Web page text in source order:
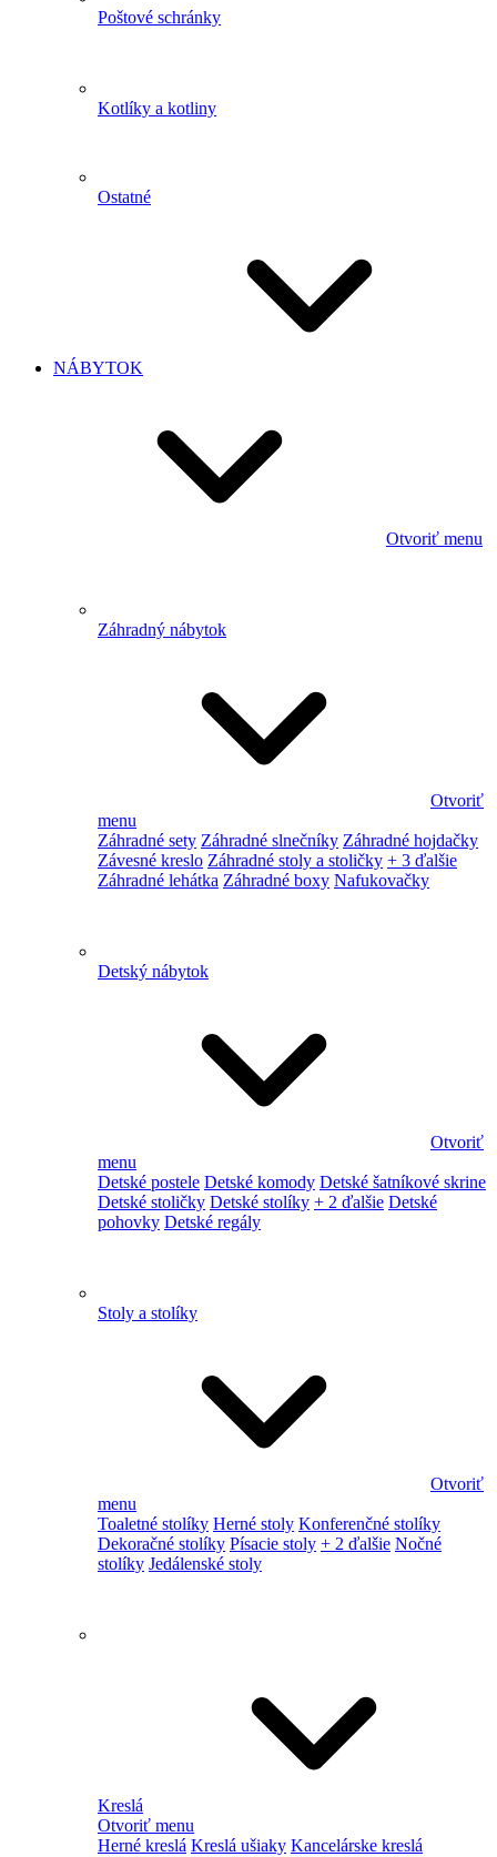
Poštové schránky
Kotlíky a kotliny
Ostatné
NÁBYTOK
Otvoriť menu
Záhradný nábytok
Otvoriť
menu
Záhradné sety Záhradné slnečníky Záhradné hojdačky
Závesné kreslo Záhradné stoly a stoličky + 3 ďalšie
Záhradné lehátka Záhradné boxy Nafukovačky
Detský nábytok
Otvoriť
menu
Detské postele Detské komody Detské šatníkové skrine
Detské stoličky Detské stolíky + 2 ďalšie Detské
pohovky Detské regály
Stoly a stolíky
Otvoriť
menu
Toaletné stolíky Herné stoly Konferenčné stolíky
Dekoračné stolíky Písacie stoly + 2 ďalšie Nočné
stolíky Jedálenské stoly
Kreslá
Otvoriť menu
Herné kreslá Kreslá ušiaky Kancelárske kreslá